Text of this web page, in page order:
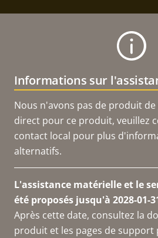
Nous n'avons pas de produit
direct pour ce produit, veuillez
contact local pour plus
alternatifs.
L'assistance matérielle et le
été proposés jusqu'à 2028-01-
Après cette date, consultez la
produit et les pages de